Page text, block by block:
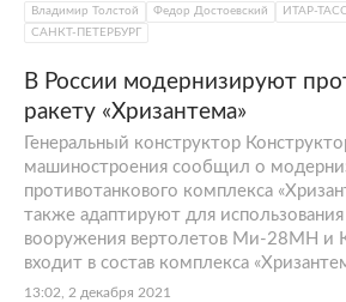
Владимир Толстой Федор Достоевский ИТАР-ТАСС
САНКТ-ПЕТЕРБУРГ
В России модернизируют
ракету «Хризантема»
Генеральный конструктор
машиностроения сообщил о
противотанкового комплекса
также адаптируют для использования
вооружения вертолетов Ми-28МН и
входит в состав комплекса
13:02, 2 декабря 2021